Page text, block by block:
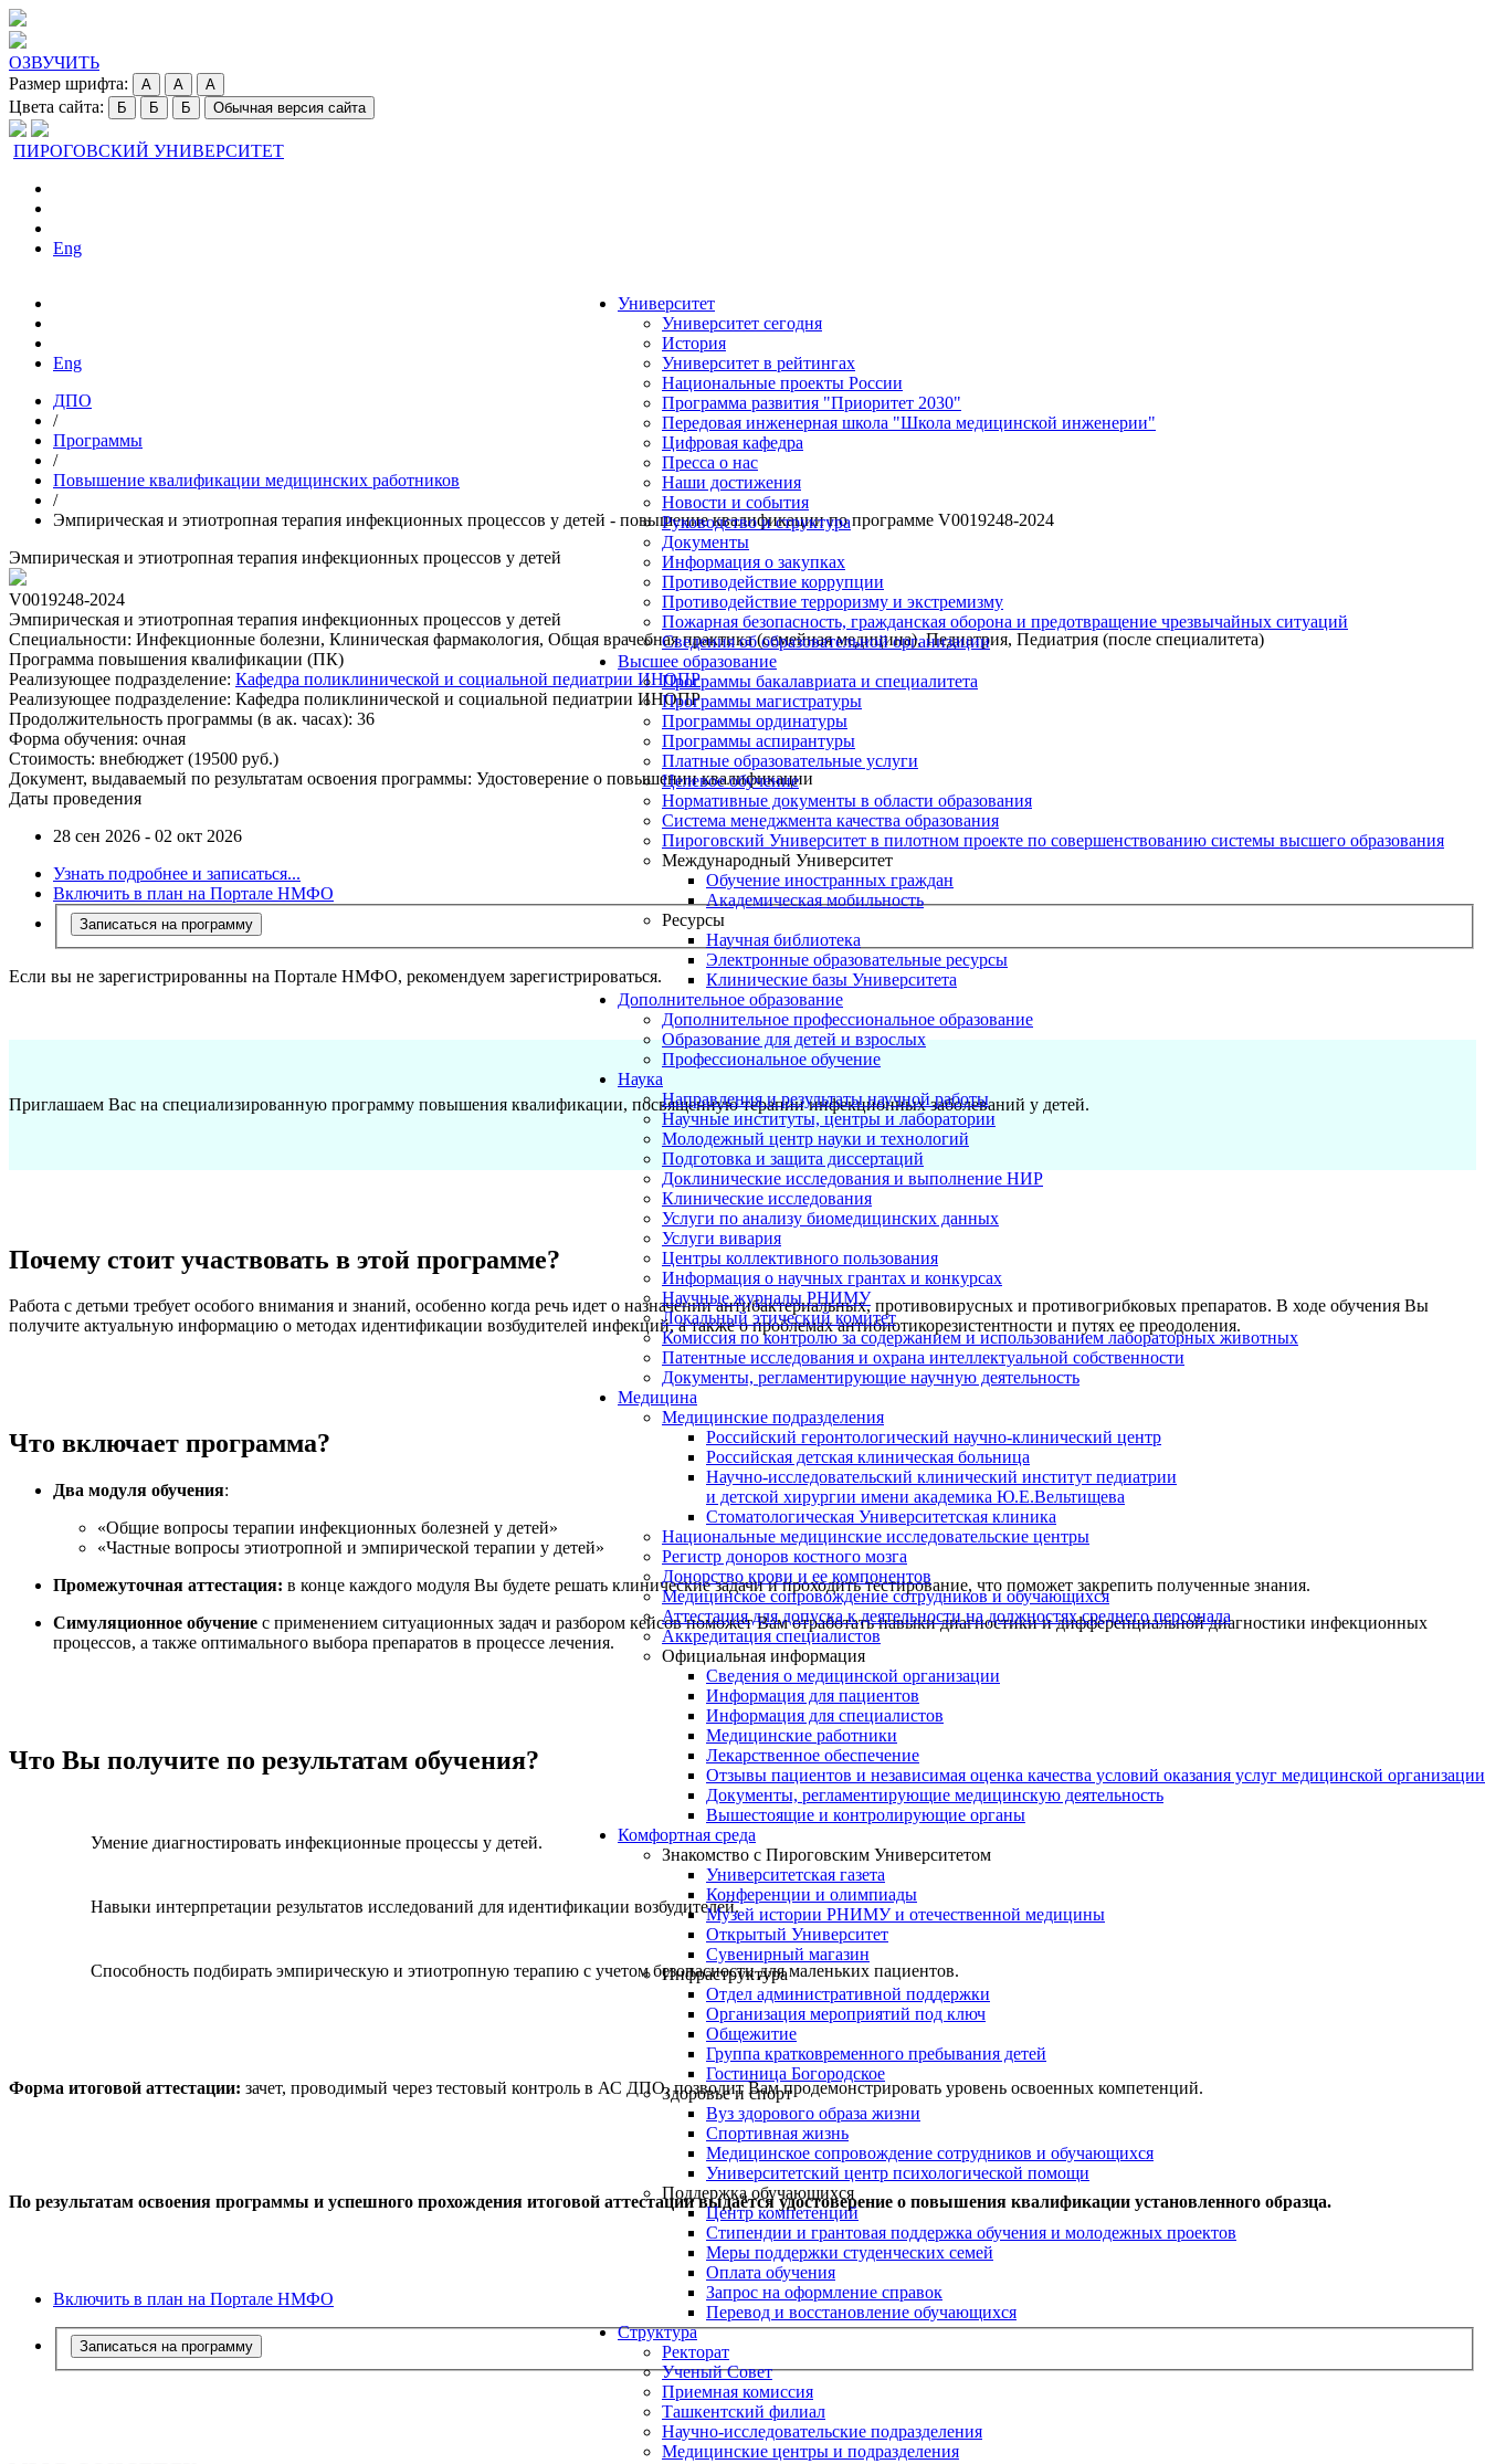
ОЗВУЧИТЬ
Размер шрифта:
A A A
Цвета сайта: Б Б Б Обычная версия сайта
ПИРОГОВСКИЙ УНИВЕРСИТЕТ
Eng
Университет
Университет сегодня
История
Университет в рейтингах
Национальные проекты России
Программа развития "Приоритет 2030"
Передовая инженерная школа "Школа медицинской инженерии"
Цифровая кафедра
Пресса о нас
Наши достижения
Новости и события
Руководство и структура
Документы
Информация о закупках
Противодействие коррупции
Противодействие терроризму и экстремизму
Пожарная безопасность, гражданская оборона и предотвращение чрезвычайных ситуаций
Сведения об образовательной организации
Высшее образование
Программы бакалавриата и специалитета
Программы магистратуры
Программы ординатуры
Программы аспирантуры
Платные образовательные услуги
Целевое обучение
Нормативные документы в области образования
Система менеджмента качества образования
Пироговский Университет в пилотном проекте по совершенствованию системы высшего образования
Международный Университет
Обучение иностранных граждан
Академическая мобильность
Ресурсы
Научная библиотека
Электронные образовательные ресурсы
Клинические базы Университета
Дополнительное образование
Дополнительное профессиональное образование
Образование для детей и взрослых
Профессиональное обучение
Наука
Направления и результаты научной работы
Научные институты, центры и лаборатории
Молодежный центр науки и технологий
Подготовка и защита диссертаций
Доклинические исследования и выполнение НИР
Клинические исследования
Услуги по анализу биомедицинских данных
Услуги вивария
Центры коллективного пользования
Информация о научных грантах и конкурсах
Научные журналы РНИМУ
Локальный этический комитет
Комиссия по контролю за содержанием и использованием лабораторных животных
Патентные исследования и охрана интеллектуальной собственности
Документы, регламентирующие научную деятельность
Медицина
Медицинские подразделения
Российский геронтологический научно-клинический центр
Российская детская клиническая больница
Научно-исследовательский клинический институт педиатрии
и детской хирургии имени академика Ю.Е.Вельтищева
Стоматологическая Университетская клиника
Национальные медицинские исследовательские центры
Регистр доноров костного мозга
Донорство крови и ее компонентов
Медицинское сопровождение сотрудников и обучающихся
Аттестация для допуска к деятельности на должностях среднего персонала
Аккредитация специалистов
Официальная информация
Сведения о медицинской организации
Информация для пациентов
Информация для специалистов
Медицинские работники
Лекарственное обеспечение
Отзывы пациентов и независимая оценка качества условий оказания услуг медицинской организации
Документы, регламентирующие медицинскую деятельность
Вышестоящие и контролирующие органы
Комфортная среда
Знакомство с Пироговским Университетом
Университетская газета
Конференции и олимпиады
Музей истории РНИМУ и отечественной медицины
Открытый Университет
Сувенирный магазин
Инфраструктура
Отдел административной поддержки
Организация мероприятий под ключ
Общежитие
Группа кратковременного пребывания детей
Гостиница Богородское
Здоровье и спорт
Вуз здорового образа жизни
Спортивная жизнь
Медицинское сопровождение сотрудников и обучающихся
Университетский центр психологической помощи
Поддержка обучающихся
Центр компетенций
Стипендии и грантовая поддержка обучения и молодежных проектов
Меры поддержки студенческих семей
Оплата обучения
Запрос на оформление справок
Перевод и восстановление обучающихся
Структура
Ректорат
Ученый Совет
Приемная комиссия
Ташкентский филиал
Научно-исследовательские подразделения
Медицинские центры и подразделения
Eng
ДПО
/
Программы
/
Повышение квалификации медицинских работников
/
Эмпирическая и этиотропная терапия инфекционных процессов у детей - повышение квалификации по программе V0019248-2024
Эмпирическая и этиотропная терапия инфекционных процессов у детей
V0019248-2024
Эмпирическая и этиотропная терапия инфекционных процессов у детей
Специальности: Инфекционные болезни, Клиническая фармакология, Общая врачебная практика (семейная медицина), Педиатрия, Педиатрия (после специалитета)
Программа повышения квалификации (ПК)
Реализующее подразделение: Кафедра поликлинической и социальной педиатрии ИНОПР
Реализующее подразделение: Кафедра поликлинической и социальной педиатрии ИНОПР
Продолжительность программы (в ак. часах): 36
Форма обучения: очная
Стоимость: внебюджет (19500 руб.)
Документ, выдаваемый по результатам освоения программы: Удостоверение о повышении квалификации
Даты проведения
28 сен 2026 - 02 окт 2026
Узнать подробнее и записаться...
Включить в план на Портале НМФО
Записаться на программу
Если вы не зарегистрированны на Портале НМФО, рекомендуем зарегистрироваться.
Приглашаем Вас на специализированную программу повышения квалификации, посвященную терапии инфекционных заболеваний у детей.
Почему стоит участвовать в этой программе?
Работа с детьми требует особого внимания и знаний, особенно когда речь идет о назначении антибактериальных, противовирусных и противогрибковых препаратов. В ходе обучения Вы
получите актуальную информацию о методах идентификации возбудителей инфекций, а также о проблемах антибиотикорезистентности и путях ее преодоления.
Что включает программа?
Два модуля обучения:
«Общие вопросы терапии инфекционных болезней у детей»
«Частные вопросы этиотропной и эмпирической терапии у детей»
Промежуточная аттестация: в конце каждого модуля Вы будете решать клинические задачи и проходить тестирование, что поможет закрепить полученные знания.
Симуляционное обучение с применением ситуационных задач и разбором кейсов поможет Вам отработать навыки диагностики и дифференциальной диагностики инфекционных
процессов, а также оптимального выбора препаратов в процессе лечения.
Что Вы получите по результатам обучения?
Умение диагностировать инфекционные процессы у детей.
Навыки интерпретации результатов исследований для идентификации возбудителей.
Способность подбирать эмпирическую и этиотропную терапию с учетом безопасности для маленьких пациентов.
Форма итоговой аттестации: зачет, проводимый через тестовый контроль в АС ДПО, позволит Вам продемонстрировать уровень освоенных компетенций.
По результатам освоения программы и успешного прохождения итоговой аттестации выдаётся удостоверение о повышения квалификации установленного образца.
Включить в план на Портале НМФО
Записаться на программу